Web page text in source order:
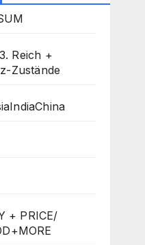
Reich +
Zustände
+ PRICE/